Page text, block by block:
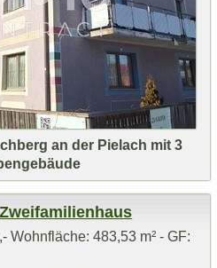
an der Pielach mit 3
Wohnfläche: 483,53 m² - GF: